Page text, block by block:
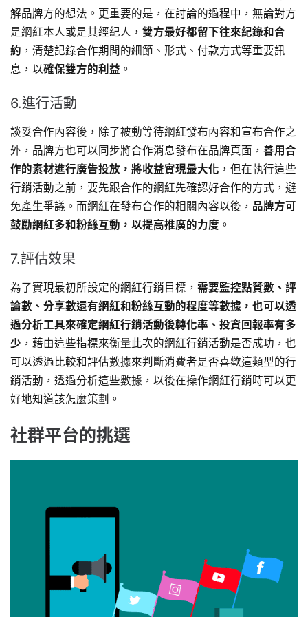
解品牌方的想法。更重要的是，在討論的過程中，無論對方
是網紅本人或是其經紀人， 雙方最好都留下往來紀錄和合
約 ，清楚記錄合作期間的細節、形式、付款方式等重要訊
息，以確保雙方的利益 。
6.進行活動
談妥合作內容後，除了被動等待網紅發布內容和宣布合作之
外，品牌方也可以同步將合作消息發布在品牌頁面， 善用合
作的素材進行廣告投放，將收益實現最大化 ，但在執行這些
行銷活動之前，要先跟合作的網紅先確認好合作的方式，避
免產生爭議。而網紅在發布合作的相關內容以後， 品牌方可
鼓勵網紅多和粉絲互動，以提高推廣的力度 。
7.評估效果
為了實現最初所設定的網紅行銷目標， 需要監控點贊數、評
論數、分享數還有網紅和粉絲互動的程度等數據，也可以透
過分析工具來確定網紅行銷活動後轉化率、投資回報率有多
少 ，藉由這些指標來衡量此次的網紅行銷活動是否成功，也
可以透過比較和評估數據來判斷消費者是否喜歡這類型的行
銷活動，透過分析這些數據，以後在操作網紅行銷時可以更
好地知道該怎麼策劃。
社群平台的挑選